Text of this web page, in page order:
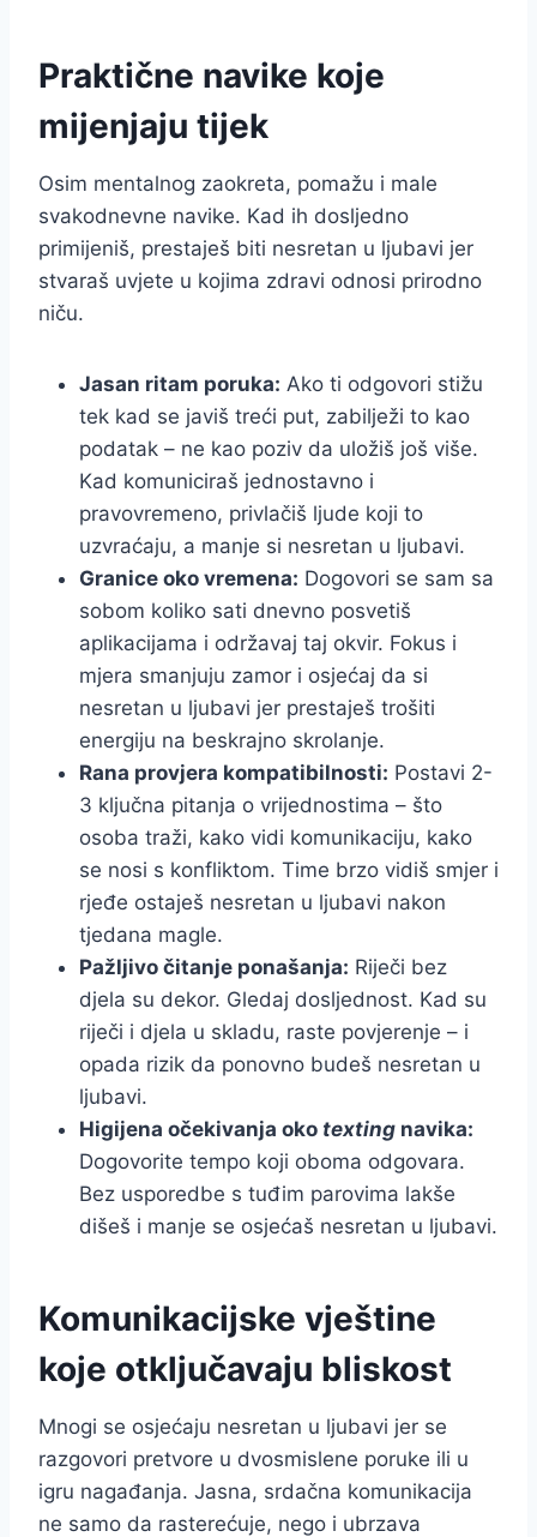
Praktične navike koje
mijenjaju tijek
Osim mentalnog zaokreta, pomažu i male
svakodnevne navike. Kad ih dosljedno
primijeniš, prestaješ biti nesretan u ljubavi jer
stvaraš uvjete u kojima zdravi odnosi prirodno
niču.
Jasan ritam poruka: Ako ti odgovori stižu
tek kad se javiš treći put, zabilježi to kao
podatak – ne kao poziv da uložiš još više.
Kad komuniciraš jednostavno i
pravovremeno, privlačiš ljude koji to
uzvraćaju, a manje si nesretan u ljubavi.
Granice oko vremena: Dogovori se sam sa
sobom koliko sati dnevno posvetiš
aplikacijama i održavaj taj okvir. Fokus i
mjera smanjuju zamor i osjećaj da si
nesretan u ljubavi jer prestaješ trošiti
energiju na beskrajno skrolanje.
Rana provjera kompatibilnosti: Postavi 2-
3 ključna pitanja o vrijednostima – što
osoba traži, kako vidi komunikaciju, kako
se nosi s konfliktom. Time brzo vidiš smjer i
rjeđe ostaješ nesretan u ljubavi nakon
tjedana magle.
Pažljivo čitanje ponašanja: Riječi bez
djela su dekor. Gledaj dosljednost. Kad su
riječi i djela u skladu, raste povjerenje – i
opada rizik da ponovno budeš nesretan u
ljubavi.
Higijena očekivanja oko texting navika:
Dogovorite tempo koji oboma odgovara.
Bez usporedbe s tuđim parovima lakše
dišeš i manje se osjećaš nesretan u ljubavi.
Komunikacijske vještine
koje otključavaju bliskost
Mnogi se osjećaju nesretan u ljubavi jer se
razgovori pretvore u dvosmislene poruke ili u
igru nagađanja. Jasna, srdačna komunikacija
ne samo da rasterećuje, nego i ubrzava